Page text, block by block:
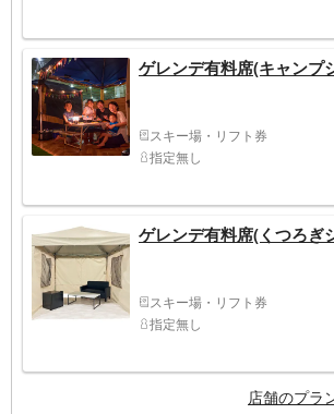
ゲレンデ有料席(キャンプ
スキー場・リフト券
指定無し
ゲレンデ有料席(くつろぎ
スキー場・リフト券
指定無し
店舗のプラ